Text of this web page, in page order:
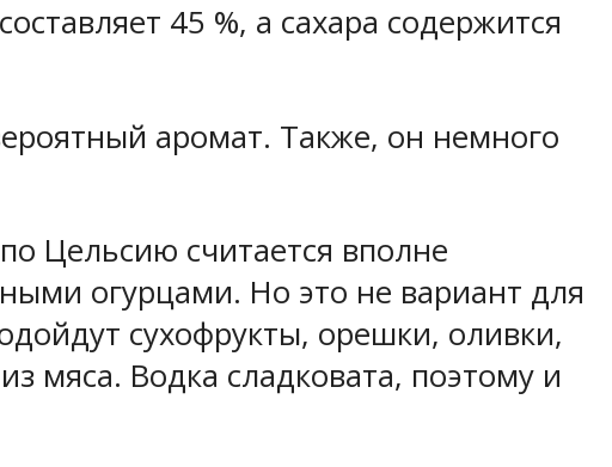
45 %, а сахара содержится
аромат. Также, он немного
Цельсию считается вполне
огурцами. Но это не вариант для
сухофрукты, орешки, оливки,
мяса. Водка сладковата, поэтому и